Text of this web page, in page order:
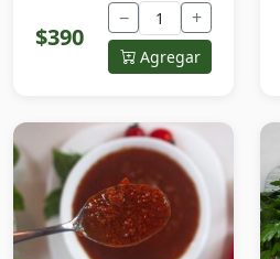
$390
− +
Agregar